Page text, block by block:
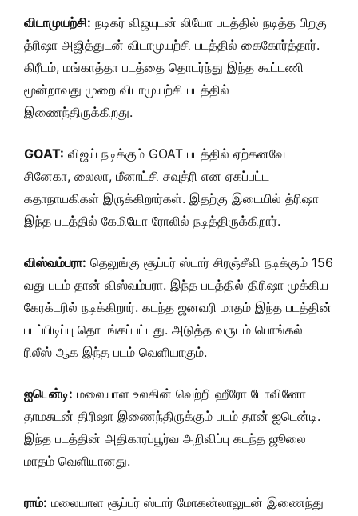
விடாமுயற்சி: நடிகர் விஜயுடன் லியோ படத்தில் நடித்த பிறகு
த்ரிஷா அஜித்துடன் விடாமுயற்சி படத்தில் கைகோர்த்தார்.
கிரீடம், மங்காத்தா படத்தை தொடர்ந்து இந்த கூட்டணி
மூன்றாவது முறை விடாமுயற்சி படத்தில்
இணைந்திருக்கிறது.
GOAT: விஜய் நடிக்கும் GOAT படத்தில் ஏற்கனவே
சினேகா, லைலா, மீனாட்சி சவுத்ரி என ஏகப்பட்ட
கதாநாயகிகள் இருக்கிறார்கள். இதற்கு இடையில் த்ரிஷா
இந்த படத்தில் கேமியோ ரோலில் நடித்திருக்கிறார்.
விஸ்வம்பரா: தெலுங்கு சூப்பர் ஸ்டார் சிரஞ்சீவி நடிக்கும் 156
வது படம் தான் விஸ்வம்பரா. இந்த படத்தில் திரிஷா முக்கிய
கேரக்டரில் நடிக்கிறார். கடந்த ஜனவரி மாதம் இந்த படத்தின்
படப்பிடிப்பு தொடங்கப்பட்டது. அடுத்த வருடம் பொங்கல்
ரிலீஸ் ஆக இந்த படம் வெளியாகும்.
ஐடென்டி: மலையாள உலகின் வெற்றி ஹீரோ டோவினோ
தாமசுடன் திரிஷா இணைந்திருக்கும் படம் தான் ஐடென்டி.
இந்த படத்தின் அதிகாரப்பூர்வ அறிவிப்பு கடந்த ஜூலை
மாதம் வெளியானது.
ராம்: மலையாள சூப்பர் ஸ்டார் மோகன்லாலுடன் இணைந்து